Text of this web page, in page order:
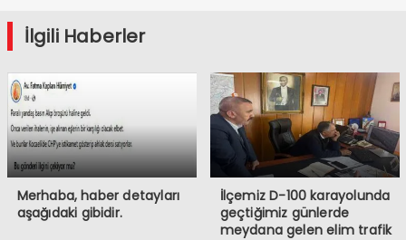
İlgili Haberler
Merhaba, haber detayları
aşağıdaki gibidir.
İlçemiz D-100 karayolunda
geçtiğimiz günlerde
meydana gelen elim trafik